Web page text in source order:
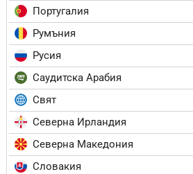
Португалия
Румъния
Русия
Саудитска Арабия
Свят
Северна Ирландия
Северна Македония
Словакия